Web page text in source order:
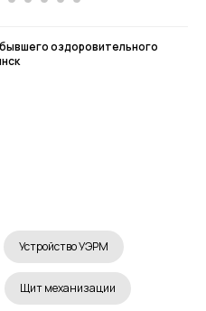
оздоровительного
Устройство УЭРМ
Щит механизации